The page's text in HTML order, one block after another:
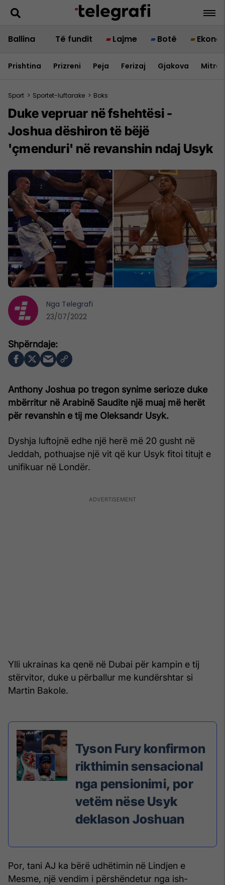
Ballina Të fundit Lajme Botë
Prishtina Prizreni Peja Ferizaj Gjakova
Sport > Sportet-luftarake > Boks
Duke vepruar në fshehtësi -
Joshua dëshiron të bëjë
'çmenduri' në revanshin ndaj Usyk
Anthony Joshua po tregon synime serioze duke
mbërritur në Arabinë Saudite një muaj më herët
për revanshin e tij me Oleksandr Usyk.
Dyshja luftojnë edhe një herë më 20 gusht në
Jeddah, pothuajse një vit që kur Usyk fitoi titujt e
unifikuar në Londër.
Ylli ukrainas ka qenë në Dubai për kampin e tij
stërvitor, duke u përballur me kundërshtar si
Martin Bakole.
Tyson Fury konfirmon
rikthimin sensacional
nga pensionimi, por
vetëm nëse Usyk
deklason Joshuan
Por, tani AJ ka bërë udhëtimin në Lindjen e
Mesme, një vendim i përshëndetur nga ish-
Nga Telegrafi
23/07/2022